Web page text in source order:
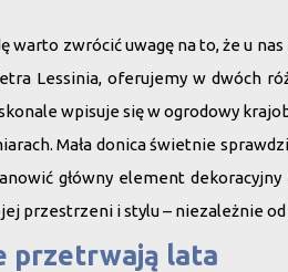
zwrócić uwagę na to, że u
Lessinia, oferujemy w dwóch
wpisuje się w ogrodowy
Mała donica świetnie
główny element
przestrzeni i stylu – niezależnie
przetrwają lata